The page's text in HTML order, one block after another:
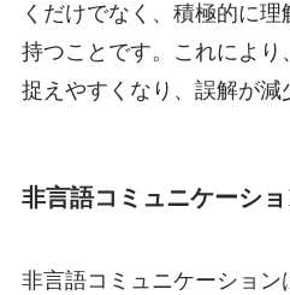
くだけでなく、積極的に
持つことです。これにより
捉えやすくなり、誤解が減
非言語コミュニケーシ
非言語コミュニケーショ